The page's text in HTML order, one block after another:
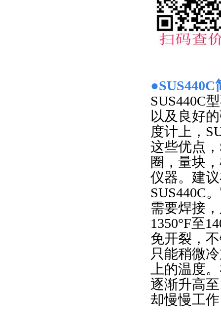
●SUS440C
SUS440C
以及良好
度计上，
这些优点
圈，量块
仪器。建
SUS440C
需要焊接
1350°F至
免开裂，
只能稍微
上的温度
逐渐升高
却慢慢工